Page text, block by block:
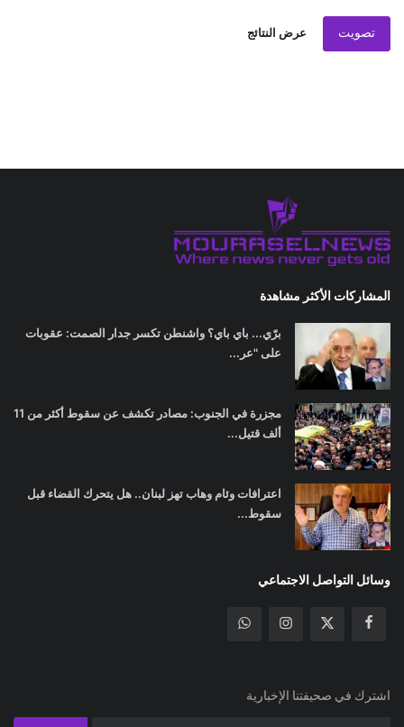
تصويت عرض النتائج
المشاركات الأكثر مشاهدة
برّي... باي باي؟ واشنطن تكسر جدار الصمت: عقوبات
على "عر...
مجزرة في الجنوب: مصادر تكشف عن سقوط أكثر من 11
ألف قتيل...
اعترافات وئام وهاب تهز لبنان.. هل يتحرك القضاء قبل
سقوط...
وسائل التواصل الاجتماعي
اشترك في صحيفتنا الإخبارية